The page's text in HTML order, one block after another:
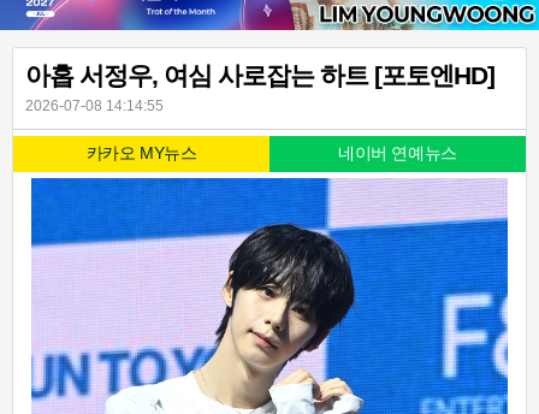
아홉 서정우, 여심 사로잡는 하트 [포토엔HD]
2026-07-08 14:14:55
카카오 MY뉴스 네이버 연예뉴스